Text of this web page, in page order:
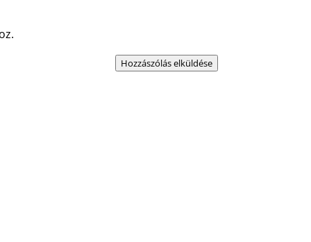
Hozzászólás elküldése